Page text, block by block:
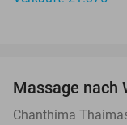
Massage nach
Chanthima